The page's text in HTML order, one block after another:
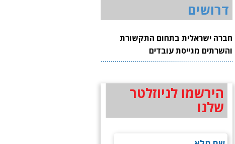
דרושים
חברה ישראלית בתחום התקשורת
והשרתים מגייסת עובדים
הירשמו לניוזלטר
שלנו